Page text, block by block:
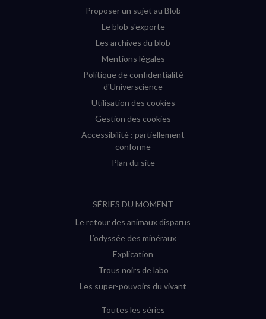
Proposer un sujet au Blob
Le blob s'exporte
Les archives du blob
Mentions légales
Politique de confidentialité
d'Universcience
Utilisation des cookies
Gestion des cookies
Accessibilité : partiellement
conforme
Plan du site
SÉRIES DU MOMENT
Le retour des animaux disparus
L’odyssée des minéraux
Explication
Trous noirs de labo
Les super-pouvoirs du vivant
Toutes les séries